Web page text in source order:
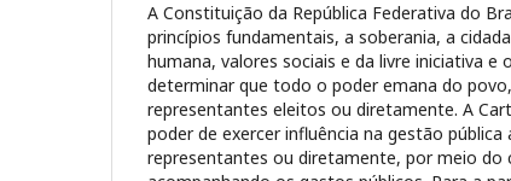
A Constituição da República Federativa do
princípios fundamentais, a soberania, a
humana, valores sociais e da livre iniciativa e
determinar que todo o poder emana do
representantes eleitos ou diretamente. A
poder de exercer influência na gestão pública
representantes ou diretamente, por meio do